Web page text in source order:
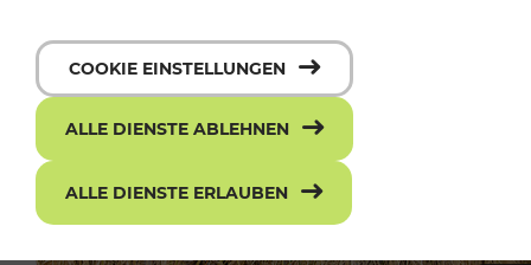
COOKIE EINSTELLUNGEN
ALLE DIENSTE ABLEHNEN
ALLE DIENSTE ERLAUBEN